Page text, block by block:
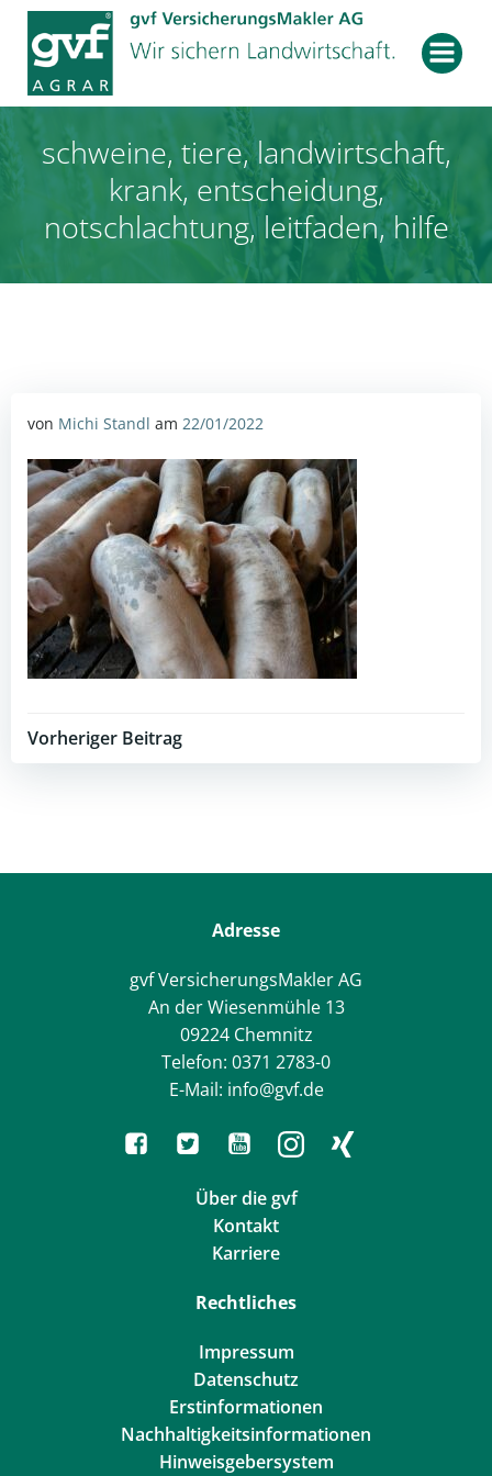
Zum
Inhalt
springen
schweine, tiere, landwirtschaft,
krank, entscheidung,
notschlachtung, leitfaden, hilfe
von Michi Standl am 22/01/2022
Post
Vorheriger Beitrag
Adresse
gvf VersicherungsMakler AG
An der Wiesenmühle 13
09224 Chemnitz
Telefon: 0371 2783-0
E-Mail: info@gvf.de
Über die gvf
Kontakt
Karriere
Rechtliches
Impressum
Datenschutz
Erstinformationen
Nachhaltigkeitsinformationen
Hinweisgebersystem